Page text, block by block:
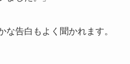
な告白もよく聞かれます。